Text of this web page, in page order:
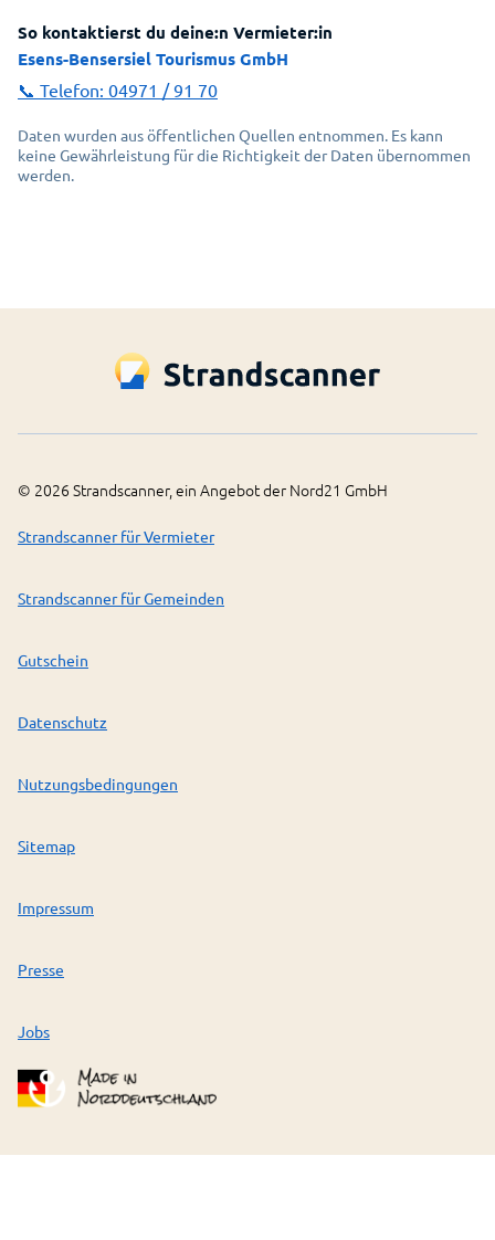
So kontaktierst du deine:n Vermieter:in
Esens-Bensersiel Tourismus GmbH
📞 Telefon: 04971 / 91 70
Daten wurden aus öffentlichen Quellen entnommen. Es kann
keine Gewährleistung für die Richtigkeit der Daten übernommen
werden.
© 2026 Strandscanner, ein Angebot der Nord21 GmbH
Strandscanner für Vermieter
Strandscanner für Gemeinden
Gutschein
Datenschutz
Nutzungsbedingungen
Sitemap
Impressum
Presse
Jobs